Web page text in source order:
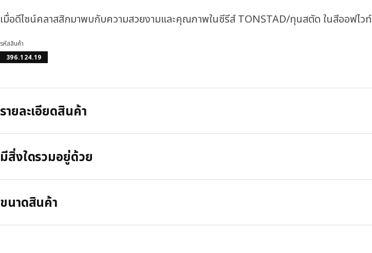
เมื่อดีไซน์คลาสสิกมาพบกับความสวยงามและคุณภาพในซีรีส์ TONSTAD/ทุนสตัด ในสีออฟไวท์
รหัสสินค้า
396.124.19
รายละเอียดสินค้า
มีสิ่งใดรวมอยู่ด้วย
ขนาดสินค้า